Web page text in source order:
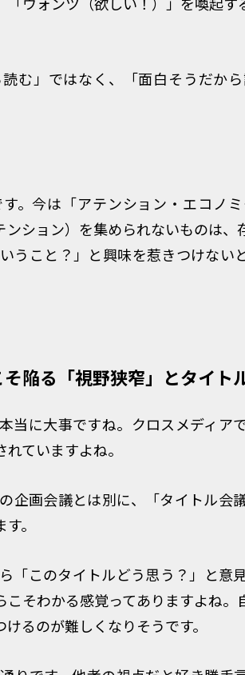
読む」ではなく、「面白そうだか
す。今は「アテンション・エコノ
ンション）を集められないものは、
うこと？」と興味を惹きつけない
陥る「視野狭窄」とタイト
当に大事ですね。クロスメディア
ていますよね。
企画会議とは別に、「タイトル会
。
「このタイトルどう思う？」と意
こそわかる感覚ってありますよね。
るのが難しくなりそうです。